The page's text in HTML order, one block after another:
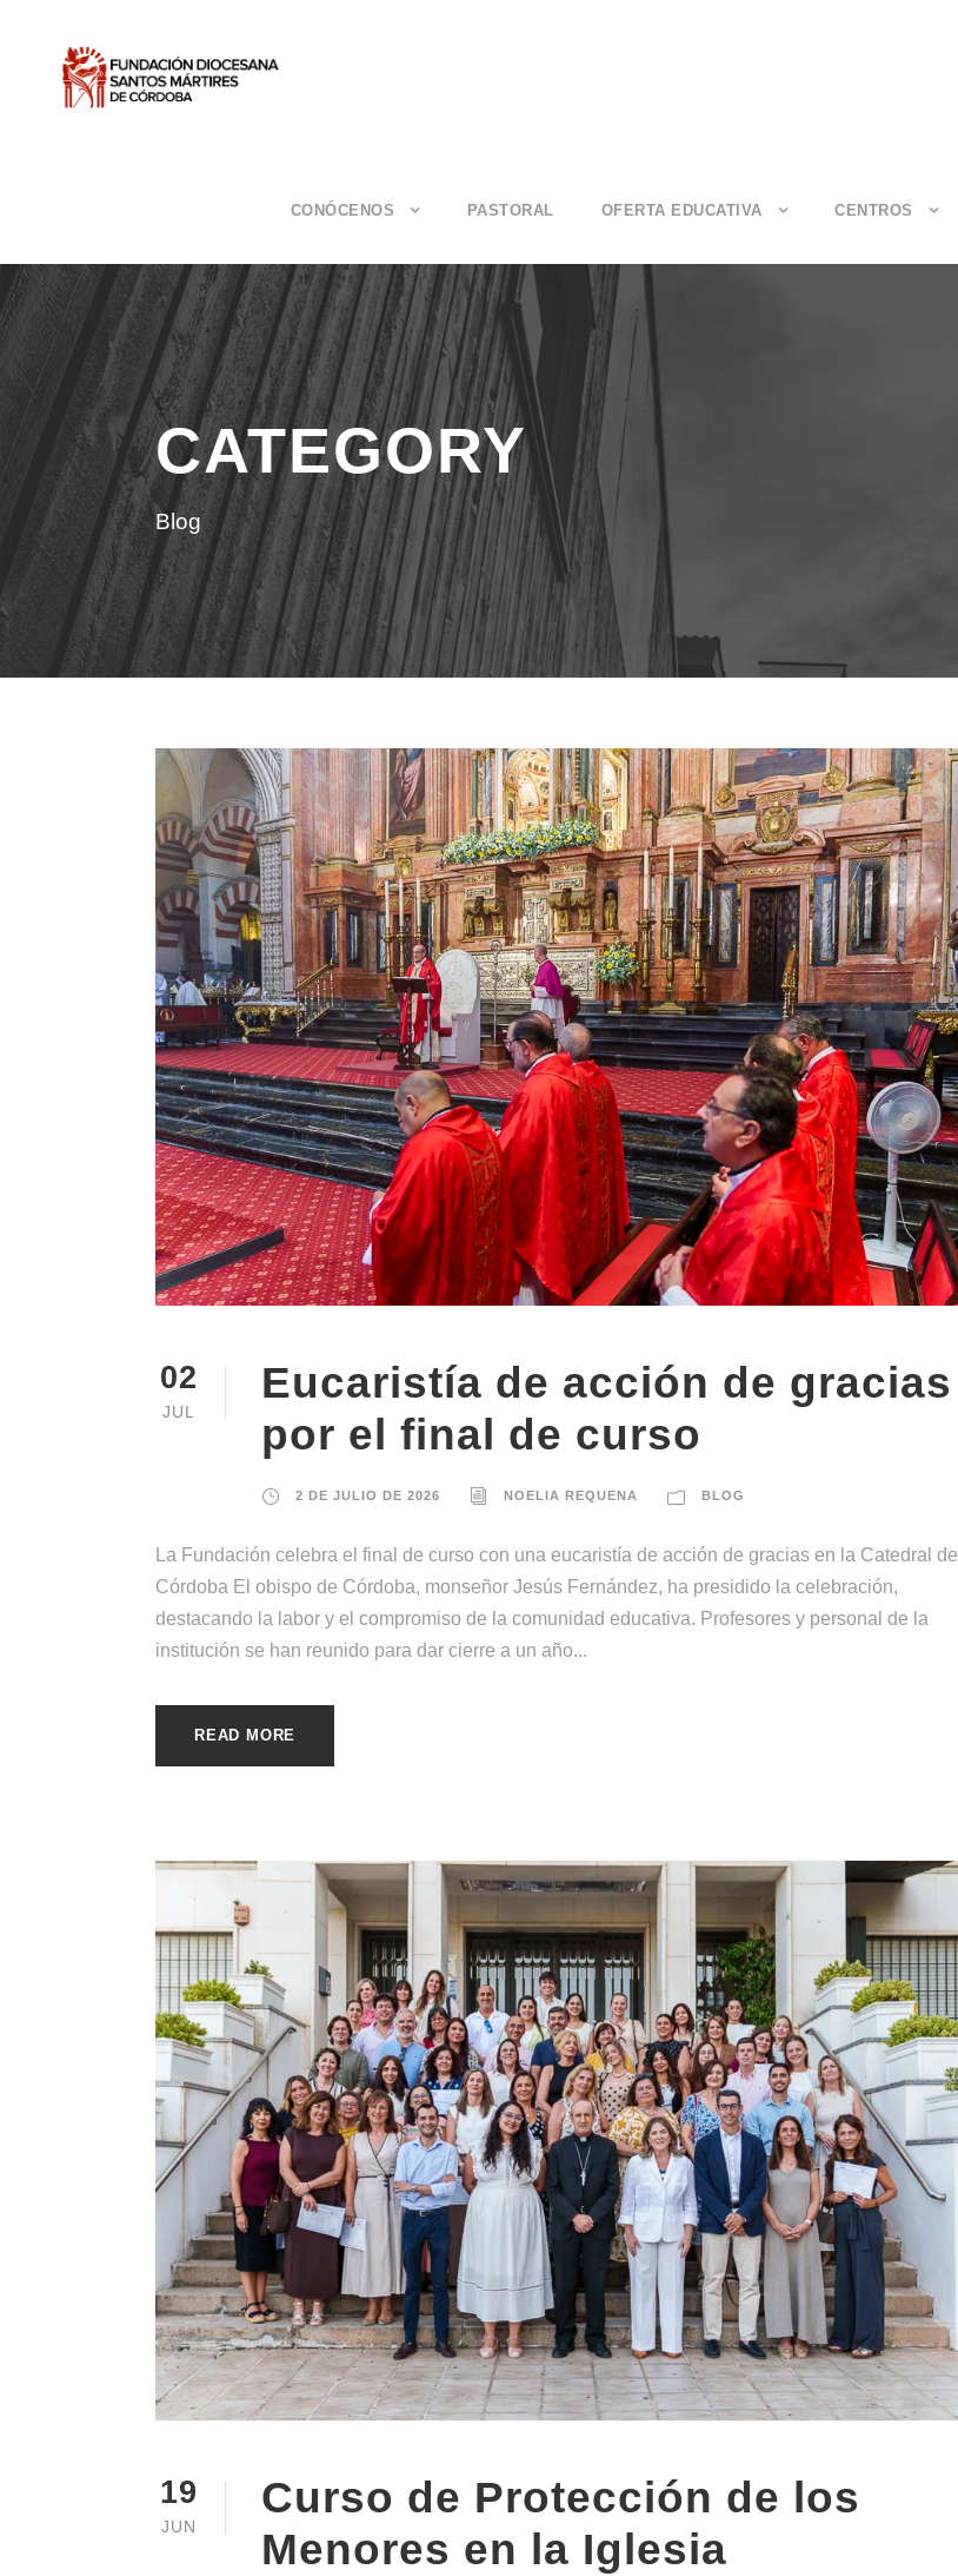
CONÓCENOS PASTORAL OFERTA EDUCATIVA CENTROS
CATEGORY
Blog
02
JUL
Eucaristía de acción de gracias
por el final de curso
2 DE JULIO DE 2026 NOELIA REQUENA BLOG
La Fundación celebra el final de curso con una eucaristía de acción de gracias en la Catedral de
Córdoba El obispo de Córdoba, monseñor Jesús Fernández, ha presidido la celebración,
destacando la labor y el compromiso de la comunidad educativa. Profesores y personal de la
institución se han reunido para dar cierre a un año...
READ MORE
19
JUN
Curso de Protección de los
Menores en la Iglesia